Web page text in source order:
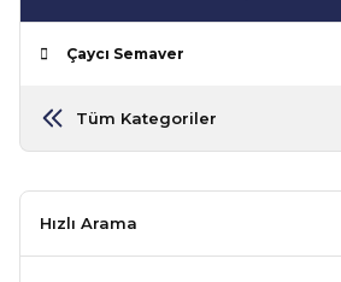
Çaycı Semaver
Tüm Kategoriler
Hızlı Arama